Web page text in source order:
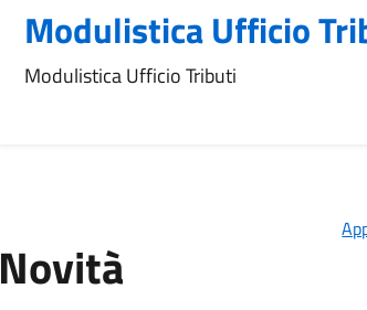
Modulistica Ufficio
Modulistica Ufficio Tributi
Novità